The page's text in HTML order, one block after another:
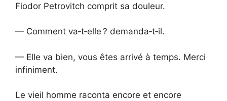
Fiodor Petrovitch comprit sa douleur.
— Comment va‑t‑elle ? demanda‑t‑il.
— Elle va bien, vous êtes arrivé à temps. Merci
infiniment.
Le vieil homme raconta encore et encore